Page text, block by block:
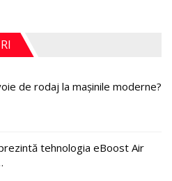
de rodaj la mașinile moderne?
tehnologia eBoost Air